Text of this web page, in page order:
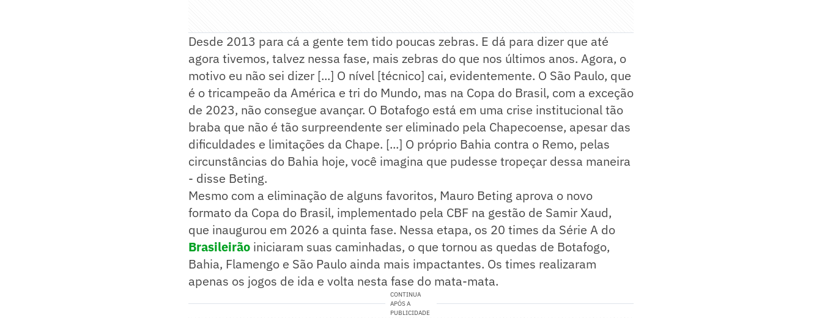
Desde 2013 para cá a gente tem tido poucas zebras. E dá para dizer que até
agora tivemos, talvez nessa fase, mais zebras do que nos últimos anos. Agora, o
motivo eu não sei dizer [...] O nível [técnico] cai, evidentemente. O São Paulo, que
é o tricampeão da América e tri do Mundo, mas na Copa do Brasil, com a exceção
de 2023, não consegue avançar. O Botafogo está em uma crise institucional tão
braba que não é tão surpreendente ser eliminado pela Chapecoense, apesar das
dificuldades e limitações da Chape. [...] O próprio Bahia contra o Remo, pelas
circunstâncias do Bahia hoje, você imagina que pudesse tropeçar dessa maneira
- disse Beting.
Mesmo com a eliminação de alguns favoritos, Mauro Beting aprova o novo
formato da Copa do Brasil, implementado pela CBF na gestão de Samir Xaud,
que inaugurou em 2026 a quinta fase. Nessa etapa, os 20 times da Série A do
Brasileirão iniciaram suas caminhadas, o que tornou as quedas de Botafogo,
Bahia, Flamengo e São Paulo ainda mais impactantes. Os times realizaram
apenas os jogos de ida e volta nesta fase do mata-mata.
CONTINUA
APÓS A
PUBLICIDADE